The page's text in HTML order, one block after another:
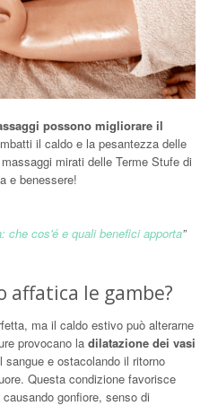
possono migliorare il
il caldo e la pesantezza delle
mirati delle Terme Stufe di
e benessere!
che cos'é e quali benefici apporta”
affatica le gambe?
ma il caldo estivo può alterarne
provocano la dilatazione dei vasi
sangue e ostacolando il ritorno
Questa condizione favorisce
causando gonfiore, senso di